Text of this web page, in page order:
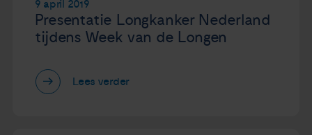
9 april 2019
Presentatie Longkanker Nederland
tijdens Week van de Longen
Lees verder